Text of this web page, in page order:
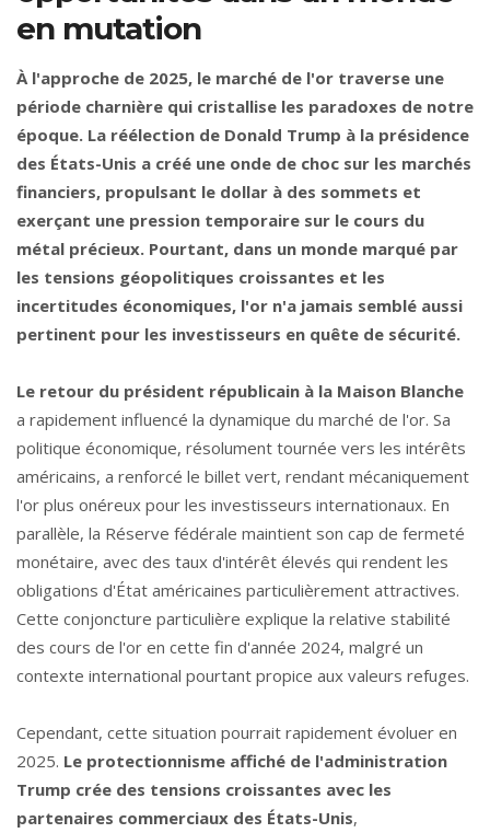
en mutation
À l'approche de 2025, le marché de l'or traverse une
période charnière qui cristallise les paradoxes de notre
époque. La réélection de Donald Trump à la présidence
des États-Unis a créé une onde de choc sur les marchés
financiers, propulsant le dollar à des sommets et
exerçant une pression temporaire sur le cours du
métal précieux. Pourtant, dans un monde marqué par
les tensions géopolitiques croissantes et les
incertitudes économiques, l'or n'a jamais semblé aussi
pertinent pour les investisseurs en quête de sécurité.
Le retour du président républicain à la Maison Blanche
a rapidement influencé la dynamique du marché de l'or. Sa
politique économique, résolument tournée vers les intérêts
américains, a renforcé le billet vert, rendant mécaniquement
l'or plus onéreux pour les investisseurs internationaux. En
parallèle, la Réserve fédérale maintient son cap de fermeté
monétaire, avec des taux d'intérêt élevés qui rendent les
obligations d'État américaines particulièrement attractives.
Cette conjoncture particulière explique la relative stabilité
des cours de l'or en cette fin d'année 2024, malgré un
contexte international pourtant propice aux valeurs refuges.
Cependant, cette situation pourrait rapidement évoluer en
2025. Le protectionnisme affiché de l'administration
Trump crée des tensions croissantes avec les
partenaires commerciaux des États-Unis,